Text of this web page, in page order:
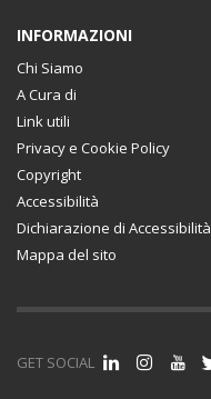
INFORMAZIONI
Chi Siamo
A Cura di
Link utili
Privacy e Cookie Policy
Copyright
Accessibilità
Dichiarazione di Accessibilità
Mappa del sito
GET SOCIAL